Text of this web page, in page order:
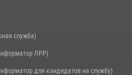
служба)
ЛРР)
для кандидатов на службу)